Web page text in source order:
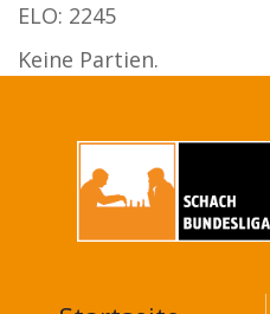
ELO: 2245
Keine Partien.